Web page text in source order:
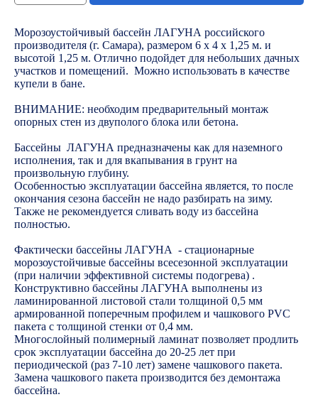
Морозоустойчивый бассейн ЛАГУНА российского
производителя (г. Самара), размером 6 х 4 х 1,25 м. и
высотой 1,25 м. Отлично подойдет для небольших дачных
участков и помещений. Можно использовать в качестве
купели в бане.
ВНИМАНИЕ: необходим предварительный монтаж
опорных стен из двуполого блока или бетона.
Бассейны ЛАГУНА предназначены как для наземного
исполнения, так и для вкапывания в грунт на
произвольную глубину.
Особенностью эксплуатации бассейна является, то после
окончания сезона бассейн не надо разбирать на зиму.
Также не рекомендуется сливать воду из бассейна
полностью.
Фактически бассейны ЛАГУНА - стационарные
морозоустойчивые бассейны всесезонной эксплуатации
(при наличии эффективной системы подогрева) .
Конструктивно бассейны ЛАГУНА выполнены из
ламинированной листовой стали толщиной 0,5 мм
армированной поперечным профилем и чашкового PVC
пакета с толщиной стенки от 0,4 мм.
Многослойный полимерный ламинат позволяет продлить
срок эксплуатации бассейна до 20-25 лет при
периодической (раз 7-10 лет) замене чашкового пакета.
Замена чашкового пакета производится без демонтажа
бассейна.